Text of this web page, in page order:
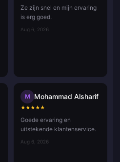
Ze zijn snel en mijn ervaring
is erg goed.
Aug 6, 2026
M Mohammad Alsharif
★★★★★
Goede ervaring en
uitstekende klantenservice.
Aug 6, 2026